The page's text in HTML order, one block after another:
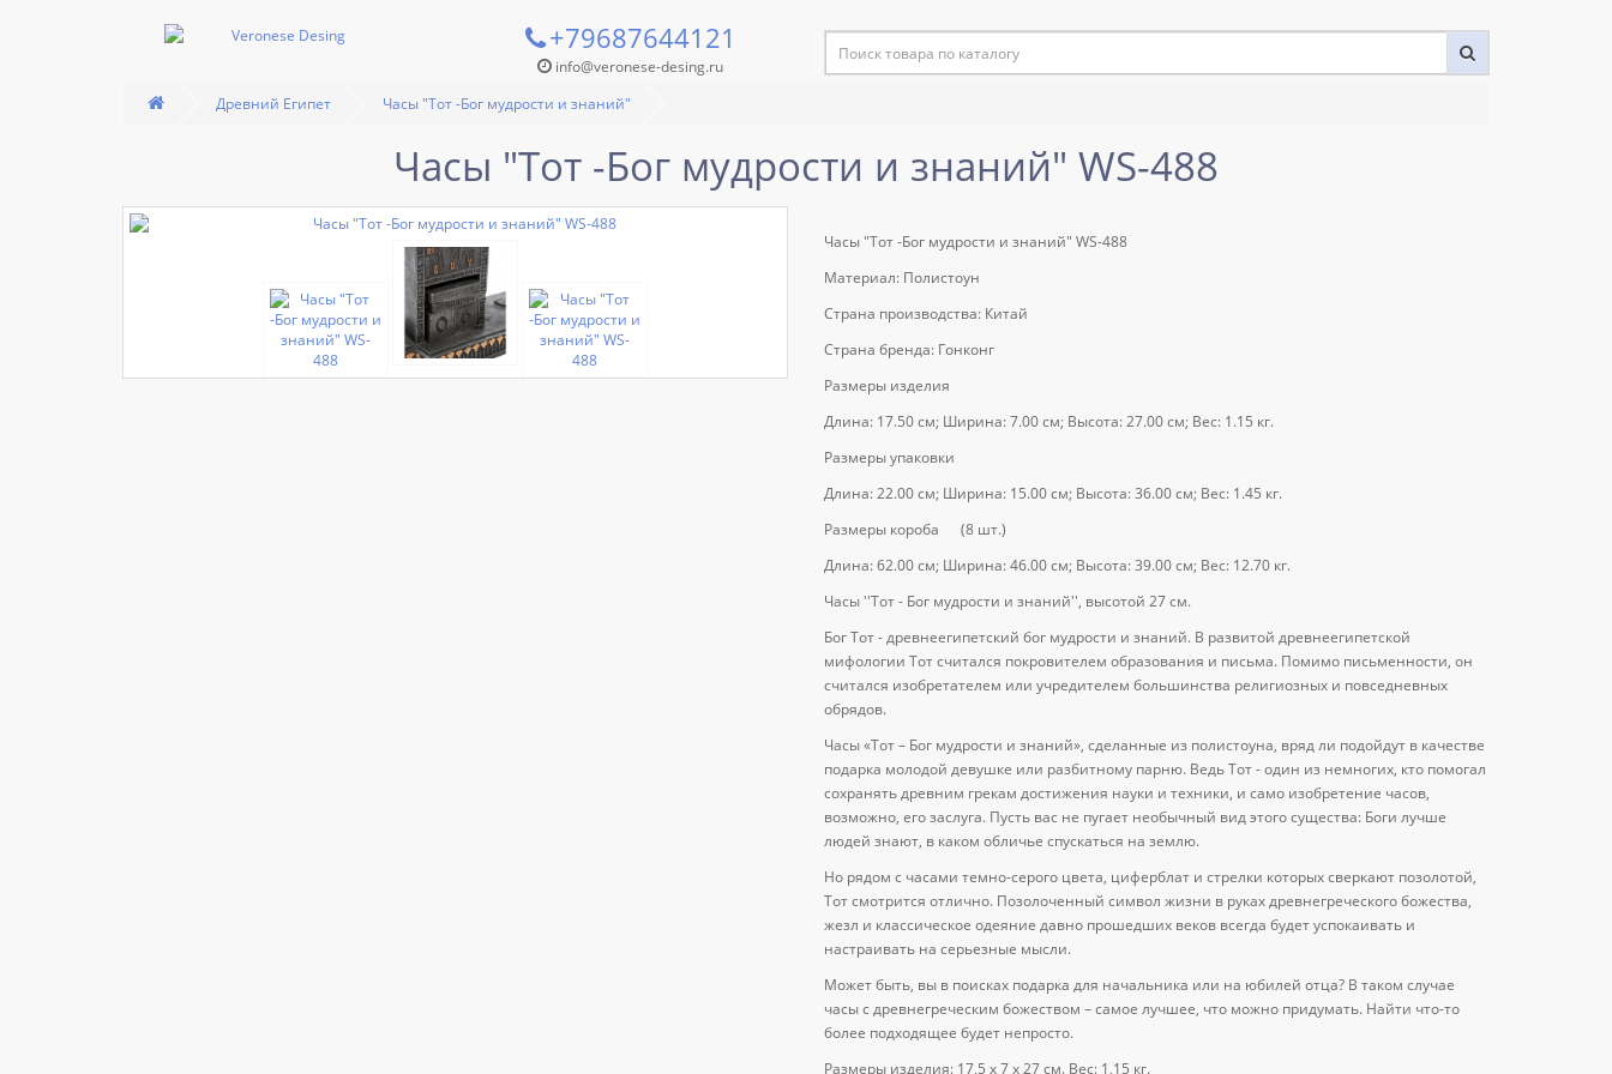
+79687644121
info@veronese-desing.ru
Древний Египет
Часы "Тот -Бог мудрости и знаний"
Часы "Тот -Бог мудрости и знаний" WS-488
Часы "Тот -Бог мудрости и знаний" WS-488
Материал: Полистоун
Страна производства: Китай
Страна бренда: Гонконг
Размеры изделия
Длина: 17.50 см; Ширина: 7.00 см; Высота: 27.00 см; Вес: 1.15 кг.
Размеры упаковки
Длина: 22.00 см; Ширина: 15.00 см; Высота: 36.00 см; Вес: 1.45 кг.
Размеры короба (8 шт.)
Длина: 62.00 см; Ширина: 46.00 см; Высота: 39.00 см; Вес: 12.70 кг.
Часы ''Тот - Бог мудрости и знаний'', высотой 27 см.
Бог Тот - древнеегипетский бог мудрости и знаний. В развитой древнеегипетской
мифологии Тот считался покровителем образования и письма. Помимо письменности, он
считался изобретателем или учредителем большинства религиозных и повседневных
обрядов.
Часы «Тот – Бог мудрости и знаний», сделанные из полистоуна, вряд ли подойдут в качестве
подарка молодой девушке или разбитному парню. Ведь Тот - один из немногих, кто помогал
сохранять древним грекам достижения науки и техники, и само изобретение часов,
возможно, его заслуга. Пусть вас не пугает необычный вид этого существа: Боги лучше
людей знают, в каком обличье спускаться на землю.
Но рядом с часами темно-серого цвета, циферблат и стрелки которых сверкают позолотой,
Тот смотрится отлично. Позолоченный символ жизни в руках древнегреческого божества,
жезл и классическое одеяние давно прошедших веков всегда будет успокаивать и
настраивать на серьезные мысли.
Может быть, вы в поисках подарка для начальника или на юбилей отца? В таком случае
часы с древнегреческим божеством – самое лучшее, что можно придумать. Найти что-то
более подходящее будет непросто.
Размеры изделия: 17,5 x 7 x 27 см. Вес: 1,15 кг.